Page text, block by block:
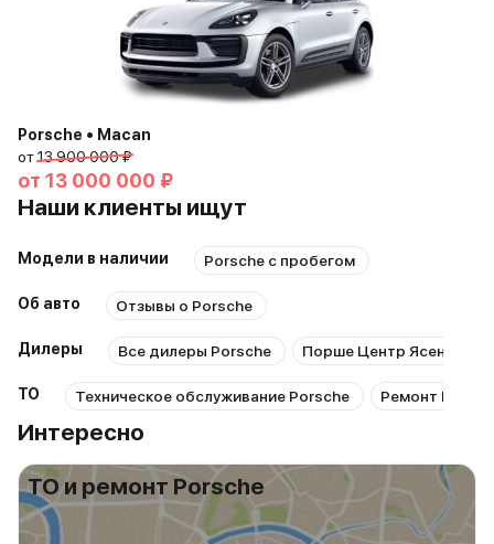
Porsche • Macan
от13 900 000 ₽
от 13 000 000 ₽
Наши клиенты ищут
Модели в наличии Porsche с пробегом
Об авто Отзывы о Porsche
Дилеры Все дилеры Porsche Порше Центр Ясенево
ТО Техническое обслуживание Porsche Ремонт
Интересно
ТО и ремонт Porsche